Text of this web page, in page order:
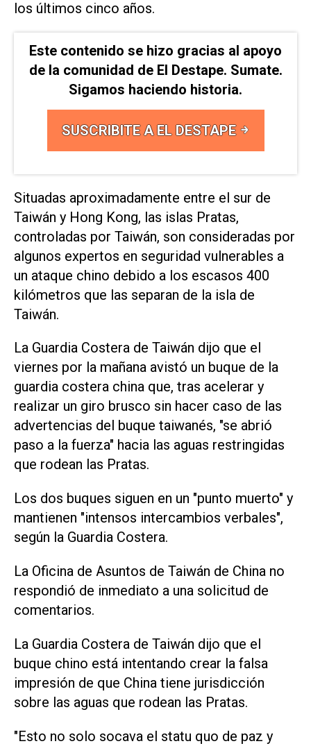
los últimos cinco años.
Este contenido se hizo gracias al apoyo
de la comunidad de El Destape. Sumate.
Sigamos haciendo historia.
SUSCRIBITE A EL DESTAPE
Situadas ⁠aproximadamente entre el sur de
⁠Taiwán y Hong Kong, las islas Pratas,
controladas por Taiwán, son consideradas por
algunos expertos en seguridad vulnerables a
un ⁠ataque chino debido a los escasos 400
kilómetros ​que las separan de la isla ‌de
Taiwán.
La Guardia Costera de ‌Taiwán dijo que el
viernes por la mañana avistó ⁠un buque de la
guardia costera china que, tras acelerar y
realizar un giro brusco sin hacer caso de las
advertencias del buque taiwanés, "se abrió
paso a ​la fuerza" ‌hacia las aguas restringidas
que rodean las Pratas.
Los dos buques siguen en un "punto muerto" y
mantienen "intensos intercambios verbales",
según la Guardia Costera.
La Oficina de Asuntos de Taiwán de China no
respondió de inmediato ⁠a una solicitud de
comentarios.
La Guardia Costera de Taiwán dijo que el
buque chino está intentando crear la falsa
impresión de que China tiene jurisdicción
sobre las aguas que rodean las Pratas.
"Esto no solo socava el statu quo de paz y